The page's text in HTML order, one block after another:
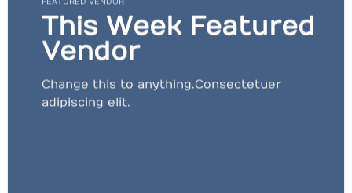
FEATURED VENDOR
This Week Featured
Vendor
Change this to anything. Consectetuer
adipiscing elit.